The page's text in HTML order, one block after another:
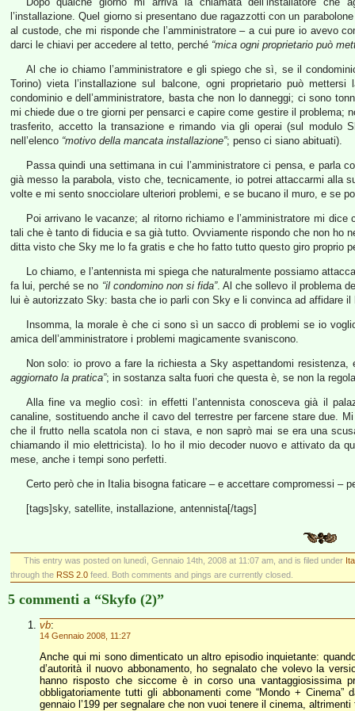
l’installazione. Quel giorno si presentano due ragazzotti con un
al custode, che mi risponde che l’amministratore – a cui pure io avevo
darci le chiavi per accedere al tetto, perché “mica ogni proprietario può
Al che io chiamo l’amministratore e gli spiego che sì, se il
Torino) vieta l’installazione sul balcone, ogni proprietario può
condominio e dell’amministratore, basta che non lo danneggi; ci sono
mi chiede due o tre giorni per pensarci e capire come gestire il problema;
trasferito, accetto la transazione e rimando via gli operai (sul modulo
nell’elenco “motivo della mancata installazione”; penso ci siano abituati).
Passa quindi una settimana in cui l’amministratore ci pensa, e parla
già messo la parabola, visto che, tecnicamente, io potrei attaccarmi alla
volte e mi sento snocciolare ulteriori problemi, e se bucano il muro, e se
Poi arrivano le vacanze; al ritorno richiamo e l’amministratore mi
tali che è tanto di fiducia e sa già tutto. Ovviamente rispondo che non ho
ditta visto che Sky me lo fa gratis e che ho fatto tutto questo giro proprio
Lo chiamo, e l’antennista mi spiega che naturalmente possiamo
fa lui, perché se no “il condomino non si fida”. Al che sollevo il problema
lui è autorizzato Sky: basta che io parli con Sky e li convinca ad affidare il
Insomma, la morale è che ci sono sì un sacco di problemi se io
amica dell’amministratore i problemi magicamente svaniscono.
Non solo: io provo a fare la richiesta a Sky aspettandomi
aggiornato la pratica”; in sostanza salta fuori che questa è, se non la
Alla fine va meglio così: in effetti l’antennista conosceva già il
canaline, sostituendo anche il cavo del terrestre per farcene stare due.
che il frutto nella scatola non ci stava, e non saprò mai se era una
chiamando il mio elettricista). Io ho il mio decoder nuovo e attivato da
mese, anche i tempi sono perfetti.
Certo però che in Italia bisogna faticare – e accettare compromessi –
[tags]sky, satellite, installazione, antennista[/tags]
This entry was posted on lunedì, Gennaio 14th, 2008 at 11:07 am, and is filed under
through the RSS 2.0 feed. Both comments and pings are currently closed.
5 commenti a “Skyfo (2)”
vb:
14 Gennaio 2008, 11:27
Anche qui mi sono dimenticato un altro episodio inquietante:
d’autorità il nuovo abbonamento, ho segnalato che volevo la
hanno risposto che siccome è in corso una vantaggiosissima
obbligatoriamente tutti gli abbonamenti come “Mondo +
gennaio l’199 per segnalare che non vuoi tenere il cinema,